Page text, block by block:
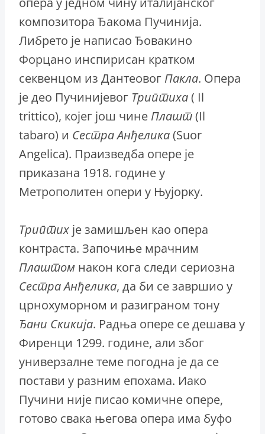
композитора Ђакома Пучинија.
Либрето је написао Ђовакино
Форцано инспирисан кратком
секвенцом из Дантеовог Пакла. Опера
је део Пучинијевог Триптиха( Il
trittico), којег још чине Плашт(Il
tabaro) и Сестра Анђелика(Suor
Angelica). Праизведба опере је
приказана 1918. године у
Метрополитен опери у Њујорку.
Триптих је замишљен као опера
контраста. Започиње мрачним
Плаштом након кога следи сериозна
Сестра Анђелика, да би се завршио у
црнохуморном и разиграном тону
Ђани Скикија. Радња опере се дешава у
Фиренци 1299. године, али због
универзалне теме погодна је да се
постави у разним епохама. Иако
Пучини није писао комичне опере,
готово свака његова опера има буфо